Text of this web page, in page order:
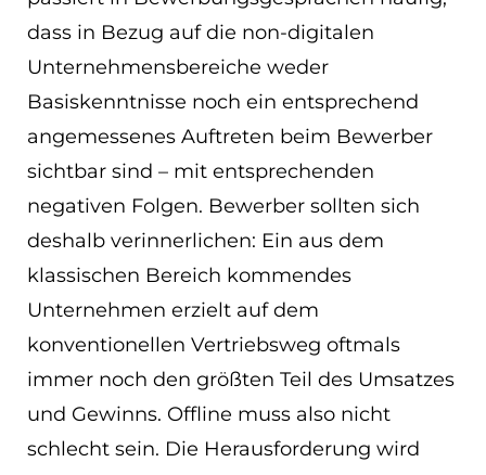
dass in Bezug auf die non-digitalen
Unternehmensbereiche weder
Basiskenntnisse noch ein entsprechend
angemessenes Auftreten beim Bewerber
sichtbar sind – mit entsprechenden
negativen Folgen. Bewerber sollten sich
deshalb verinnerlichen: Ein aus dem
klassischen Bereich kommendes
Unternehmen erzielt auf dem
konventionellen Vertriebsweg oftmals
immer noch den größten Teil des Umsatzes
und Gewinns. Offline muss also nicht
schlecht sein. Die Herausforderung wird